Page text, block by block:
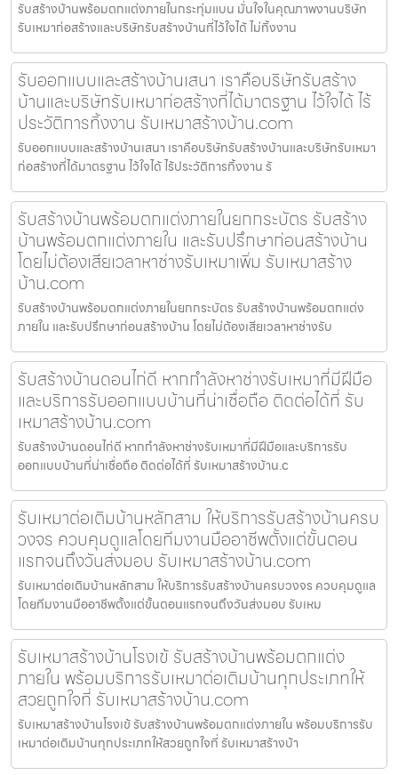
รับสร้างบ้านพร้อมตกแต่งภายในกระทุ่มแบน มั่นใจในคุณภาพงานบริษัท
รับเหมาก่อสร้างและบริษัทรับสร้างบ้านที่ไว้ใจได้ ไม่ทิ้งงาน
รับออกแบบและสร้างบ้านเสนา เราคือบริษัทรับสร้าง
บ้านและบริษัทรับเหมาก่อสร้างที่ได้มาตรฐาน ไว้ใจได้ ไร้
ประวัติการทิ้งงาน รับเหมาสร้างบ้าน.com
รับออกแบบและสร้างบ้านเสนา เราคือบริษัทรับสร้างบ้านและบริษัทรับเหมา
ก่อสร้างที่ได้มาตรฐาน ไว้ใจได้ ไร้ประวัติการทิ้งงาน รั
รับสร้างบ้านพร้อมตกแต่งภายในยกกระบัตร รับสร้าง
บ้านพร้อมตกแต่งภายใน และรับปรึกษาก่อนสร้างบ้าน
โดยไม่ต้องเสียเวลาหาช่างรับเหมาเพิ่ม รับเหมาสร้าง
บ้าน.com
รับสร้างบ้านพร้อมตกแต่งภายในยกกระบัตร รับสร้างบ้านพร้อมตกแต่ง
ภายใน และรับปรึกษาก่อนสร้างบ้าน โดยไม่ต้องเสียเวลาหาช่างรับ
รับสร้างบ้านดอนไก่ดี หากกำลังหาช่างรับเหมาที่มีฝีมือ
และบริการรับออกแบบบ้านที่น่าเชื่อถือ ติดต่อได้ที่ รับ
เหมาสร้างบ้าน.com
รับสร้างบ้านดอนไก่ดี หากกำลังหาช่างรับเหมาที่มีฝีมือและบริการรับ
ออกแบบบ้านที่น่าเชื่อถือ ติดต่อได้ที่ รับเหมาสร้างบ้าน.c
รับเหมาต่อเติมบ้านหลักสาม ให้บริการรับสร้างบ้านครบ
วงจร ควบคุมดูแลโดยทีมงานมืออาชีพตั้งแต่ขั้นตอน
แรกจนถึงวันส่งมอบ รับเหมาสร้างบ้าน.com
รับเหมาต่อเติมบ้านหลักสาม ให้บริการรับสร้างบ้านครบวงจร ควบคุมดูแล
โดยทีมงานมืออาชีพตั้งแต่ขั้นตอนแรกจนถึงวันส่งมอบ รับเหม
รับเหมาสร้างบ้านโรงเข้ รับสร้างบ้านพร้อมตกแต่ง
ภายใน พร้อมบริการรับเหมาต่อเติมบ้านทุกประเภทให้
สวยถูกใจที่ รับเหมาสร้างบ้าน.com
รับเหมาสร้างบ้านโรงเข้ รับสร้างบ้านพร้อมตกแต่งภายใน พร้อมบริการรับ
เหมาต่อเติมบ้านทุกประเภทให้สวยถูกใจที่ รับเหมาสร้างบ้า